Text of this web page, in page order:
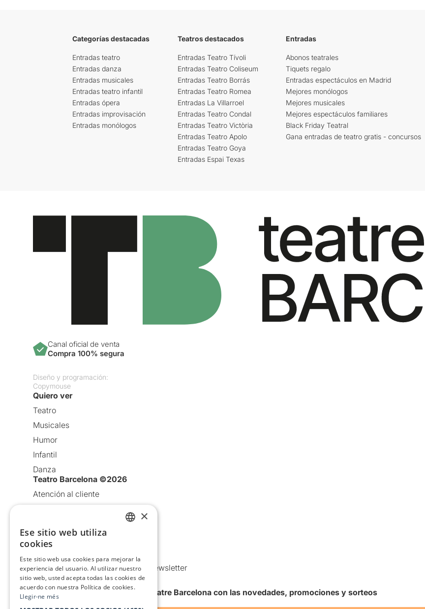
Categorías destacadas
Entradas teatro
Entradas danza
Entradas musicales
Entradas teatro infantil
Entradas ópera
Entradas improvisación
Entradas monólogos
Teatros destacados
Entradas Teatro Tívoli
Entradas Teatro Coliseum
Entradas Teatro Borrás
Entradas Teatro Romea
Entradas La Villarroel
Entradas Teatro Condal
Entradas Teatro Victòria
Entradas Teatro Apolo
Entradas Teatro Goya
Entradas Espai Texas
Entradas
Abonos teatrales
Tiquets regalo
Entradas espectáculos en Madrid
Mejores monólogos
Mejores musicales
Mejores espectáculos familiares
Black Friday Teatral
Gana entradas de teatro gratis - concursos
Canal oficial de venta
Compra 100% segura
Diseño y programación:
Copymouse
Quiero ver
Teatro
Musicales
Humor
Infantil
Danza
Teatro Barcelona ©2026
Atención al cliente
Política de Cookies
Comunicaciones comerciales y Newsletter
Anuncia’t
Quiero recibir la newsletter de Teatre Barcelona con las novedades, promociones y sorteos
×
Ese sitio web utiliza
cookies
Este sitio web usa cookies para mejorar la
experiencia del usuario. Al utilizar nuestro
sitio web, usted acepta todas las cookies de
acuerdo con nuestra Política de cookies.
Llegir-ne més